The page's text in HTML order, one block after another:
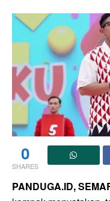
0
SHARES
PANDUGA.ID,